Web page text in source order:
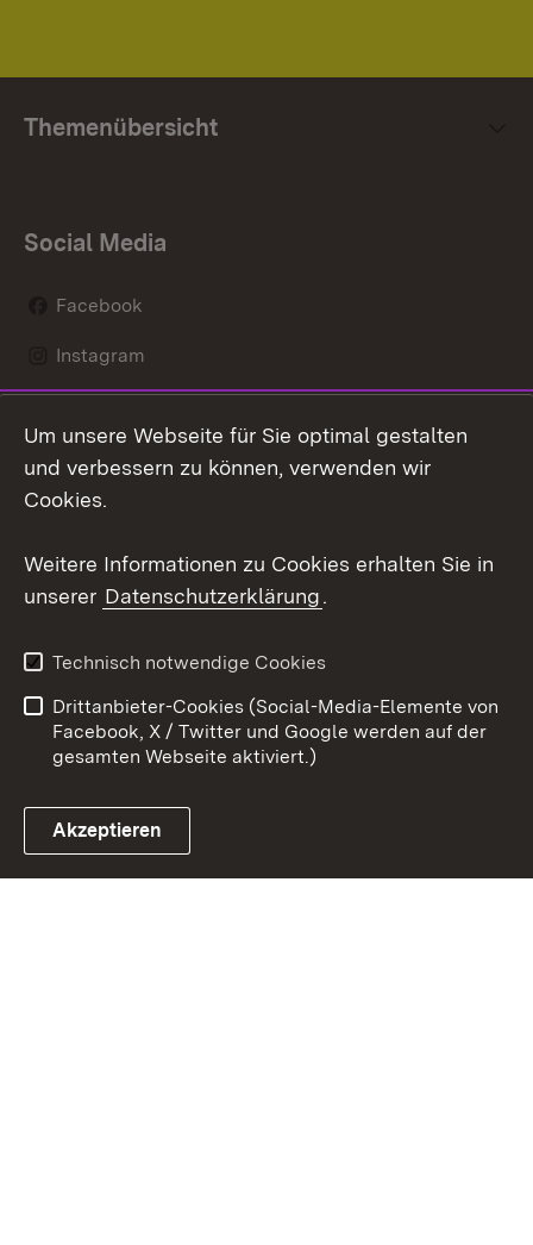
Themenübersicht
Social Media
Facebook
Instagram
Social Wall
Youtube
Link zum Landesportal
Kontakt
Datenschutz
Barrierefreiheit
Impressum Cookies
Um unsere Webseite für Sie optimal gestalten
und verbessern zu können, verwenden wir
Cookies.
Weitere Informationen zu Cookies erhalten Sie in
unserer Datenschutzerklärung.
Technisch notwendige Cookies
Drittanbieter-Cookies (Social-Media-Elemente von
Facebook, X / Twitter und Google werden auf der
gesamten Webseite aktiviert.)
Akzeptieren